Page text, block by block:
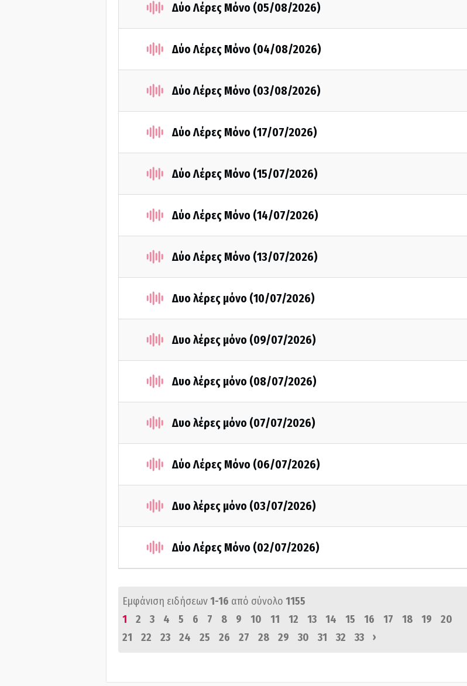
Δύο Λέρες Μόνο (05/08/2026)
Δύο Λέρες Μόνο (04/08/2026)
Δύο Λέρες Μόνο (03/08/2026)
Δύο Λέρες Μόνο (17/07/2026)
Δύο Λέρες Μόνο (15/07/2026)
Δύο Λέρες Μόνο (14/07/2026)
Δύο Λέρες Μόνο (13/07/2026)
Δυο λέρες μόνο (10/07/2026)
Δυο λέρες μόνο (09/07/2026)
Δυο λέρες μόνο (08/07/2026)
Δυο λέρες μόνο (07/07/2026)
Δύο Λέρες Μόνο (06/07/2026)
Δυο λέρες μόνο (03/07/2026)
Δύο Λέρες Μόνο (02/07/2026)
Εμφάνιση ειδήσεων1-16 από σύνολο 1155
1
2 3 4 5 6 7 8 9 10 11 12 13 14 15 16 17 18 19
20
21
22 23 24 25 26 27 28 29 30 31 32 33 ›